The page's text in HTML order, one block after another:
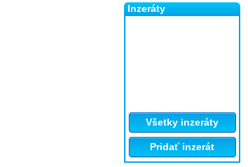
Inzeráty
Všetky inzeráty
Pridať inzerát